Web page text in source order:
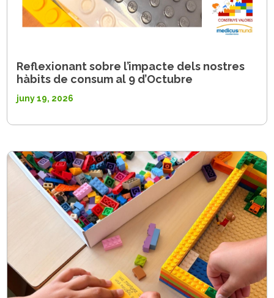
Reflexionant sobre l’impacte dels nostres
hàbits de consum al 9 d’Octubre
juny 19, 2026